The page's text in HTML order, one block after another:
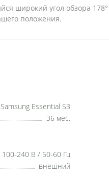
угол обзора 178°
положения.
Samsung Essential S3
36 мес.
100-240 В / 50-60 Гц
внешний